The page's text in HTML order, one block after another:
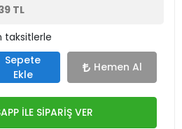
TL
taksitlerle
Sepete
Ekle
Hemen Al
İLE SİPARİŞ VER